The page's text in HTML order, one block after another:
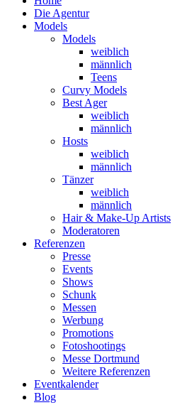
Die Agentur
Models
Models
weiblich
männlich
Teens
Curvy Models
Best Ager
weiblich
männlich
Hosts
weiblich
männlich
Tänzer
weiblich
männlich
Hair & Make-Up Artists
Moderatoren
Referenzen
Presse
Events
Shows
Schunk
Messen
Werbung
Promotions
Fotoshootings
Messe Dortmund
Weitere Referenzen
Eventkalender
Blog